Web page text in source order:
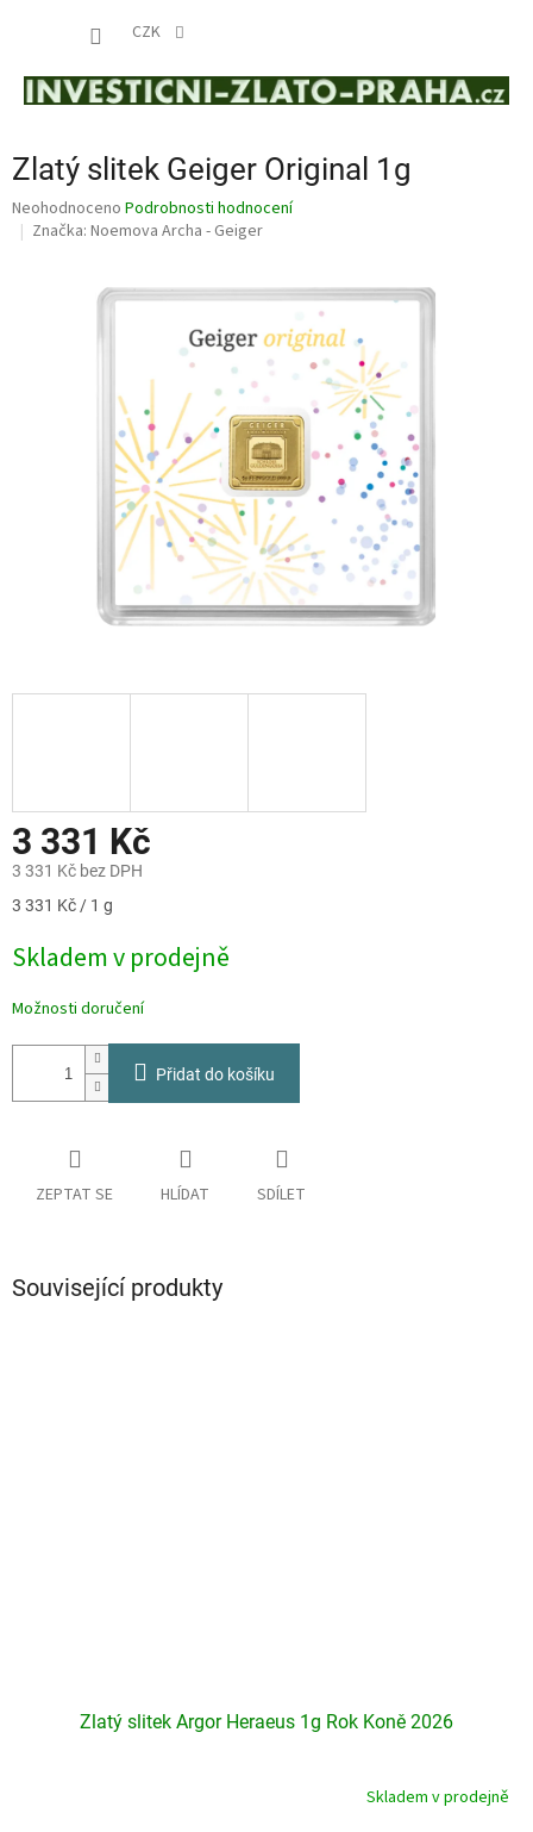
CZK
Zlatý slitek Geiger Original 1g
Průměrné
hodnocení
Neohodnoceno Podrobnosti hodnocení
Značka: Noemova Archa - Geiger
3 331 Kč
3 331 Kč bez DPH
Měrná
3 331 Kč / 1 g
Skladem v prodejně
Možnosti doručení
Přidat do košíku
ZEPTAT SE HLÍDAT SDÍLET
Související produkty
Zlatý slitek Argor Heraeus 1g Rok Koně 2026
Skladem v prodejně